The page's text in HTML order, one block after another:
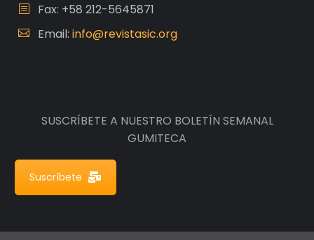
Fax: +58 212-5645871
Email: info@revistasic.org
SUSCRÍBETE A NUESTRO BOLETÍN SEMANAL
GUMITECA
Suscríbete